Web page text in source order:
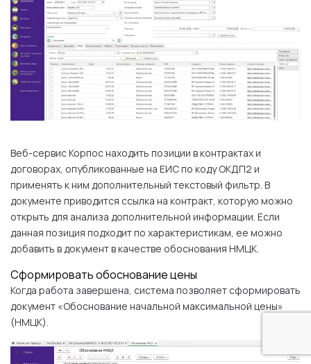
Веб-сервис Корпос находить позиции в контрактах и
договорах, опубликованные на ЕИС по коду ОКДП2 и
применять к ним дополнительный текстовый фильтр. В
документе приводится ссылка на контракт, которую можно
открыть для анализа дополнительной информации. Если
данная позиция подходит по характеристикам, ее можно
добавить в документ в качестве обоснования НМЦК.
Сформировать обоснование цены
Когда работа завершена, система позволяет сформировать
документ «Обоснование начальной максимальной цены»
(НМЦК).